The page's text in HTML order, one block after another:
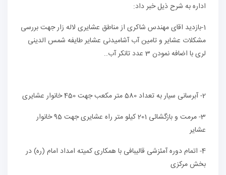
اداره به شرح ذیل خبر داد:
1-بازدید اقای مهندس شاکری از مناطق عشایری لاله زار جهت بررسی
مشکلات عشایر و تامین آب آشامیدنی عشایر طایفه شمس الدینی
لری با اضافه نمودن 3 عدد تانکر آب..
2- آبرسانی سیار به تعداد 580 متر مکعب جهت 450 خانوار عشایری
3- مرمت و بازگشائی 201 کیلو متر راه عشایری جهت 95 خانوار
عشایر
4- اتمام دوره آمئزشی قالیبافی با همکاری کمیته امداد امام (ره) در
بخش مرکزی